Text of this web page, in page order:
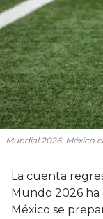
Mundial 2026: México
La cuenta
Mundo 2026 ha
México se